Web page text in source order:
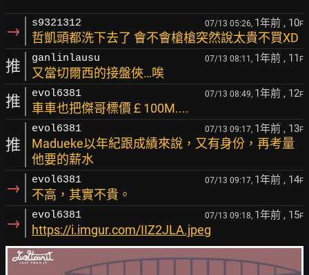
→ s9321312 07/13 05:26, 1年前 , 10F
哲凱頭都洗下去了 會不會槍槍突然說太貴不買XD
推 ganlinlausu 07/13 08:11, 1年前 , 11 F
又當切爾西的接盤俠…唉
推 evol6381 07/13 08:49, 1年前 , 12F
車車也把傑哥標價￡100M....
推
evol6381 07/13 09:17, 1年前 , 13F
Madueke以年紀跟成績來說，又有身份，再考量
他要的薪水
→ evol6381 07/13 09:17, 1年前 , 14F
不高，其實不貴。
→ evol6381 07/13 09:18, 1年前 , 15F
https://i.imgur.com/IIZ2JLA.jpeg